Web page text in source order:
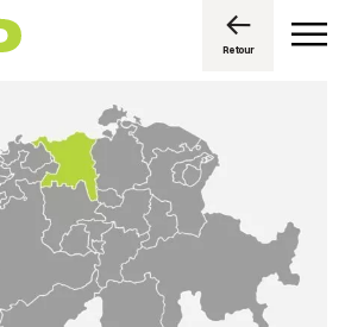
Retour